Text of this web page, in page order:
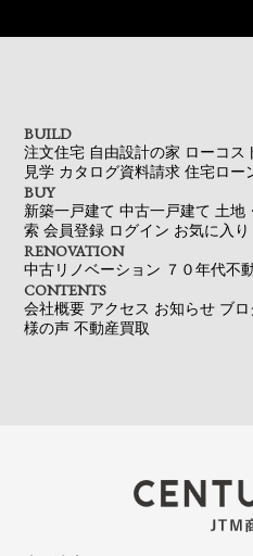
BUILD
注文住宅 自由設計の家 ローコス
見学 カタログ資料請求 住宅ロー
BUY
新築一戸建て 中古一戸建て 土地
索 会員登録 ログイン お気に入り
RENOVATION
中古リノベーション ７０年代不
CONTENTS
会社概要 アクセス お知らせ ブロ
様の声 不動産買取